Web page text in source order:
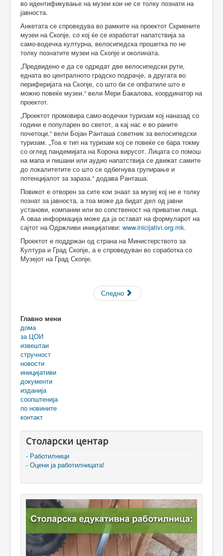
во идентификување на музеи кои не се толку познати на
јавноста.
Анкетата се спроведува во рамките на проектот Скриените
музеи на Скопје, со кој ќе се изработат напатствија за
само-водечка културна, велосипедска прошетка по не
толку познатите музеи на Скопје и околината.
„Предвидено е да се одредат две велосипедски рути,
едната во централното градско подрачје, а другата во
периферијата на Скопје, со што би се опфатиле што е
можно повеќе музеи.“ вели Мери Бакалова, координатор на
проектот.
„Проектот промовира само-водечки туризам кој наназад со
години е популарен во светот, а кај нас е во раните
почетоци.“ вели Бојан Ранташа советник за велосипедски
туризам. „Тоа е тип на туризам кој се повеќе се бара токму
со оглед пандемијата на Корона вирусот. Лицата со помош
на мапа и пишани или аудио напатствија се движат самите
до локалитетите со што се одбегнува групирање и
потенцијалот за зараза.“ додава Ранташа.
Повикот е отворен за сите кои знаат за музеј кој не е толку
познат за јавноста, а тоа може да бидат дел од јавни
установи, компании или во сопственост на приватни лица.
А оваа информација може да ја остават на формуларот на
сајтот на Одржливи иницијативи: www.inicijativi.org.mk.
Проектот е поддржан од страна на Министерството за
Култура и Град Скопје, а е спроведуван во соработка со
Музејот на Град Скопје.
Следно
Главно мени
дома
за ЦОИ
извештаи
стручност
новости
иницијативи
документи
изданија
соопштенија
по новините
контакт
Столарски центар
- Работилници
- Оцени ја работилницата!